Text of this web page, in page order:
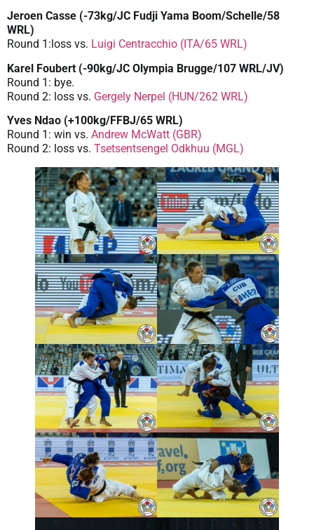
Jeroen Casse (-73kg/JC Fudji Yama Boom/Schelle/58
WRL)
Round 1:loss vs. Luigi Centracchio (ITA/65 WRL)
Karel Foubert (-90kg/JC Olympia Brugge/107 WRL/JV)
Round 1: bye.
Round 2: loss vs. Gergely Nerpel (HUN/262 WRL)
Yves Ndao (+100kg/FFBJ/65 WRL)
Round 1: win vs. Andrew McWatt (GBR)
Round 2: loss vs. Tsetsentsengel Odkhuu (MGL)